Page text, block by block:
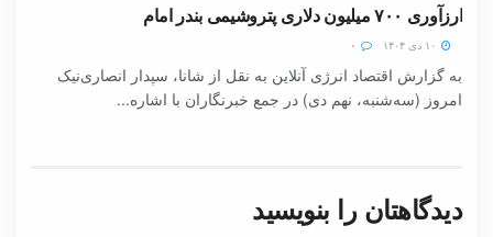
ارزآوری ۷۰۰ میلیون دلاری پتروشیمی بندر امام
به گزارش اقتصاد انرژی آنلاین به نقل از شانا، سپدار انصاری‌نیک
امروز (سه‌شنبه، نهم دی) در جمع خبرنگاران با اشاره...
دیدگاهتان را بنویسید